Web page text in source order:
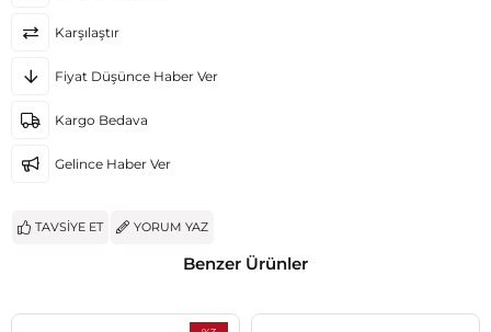
Karşılaştır
Fiyat Düşünce Haber Ver
Kargo Bedava
Gelince Haber Ver
TAVSIYE ET YORUM YAZ
Benzer Ürünler